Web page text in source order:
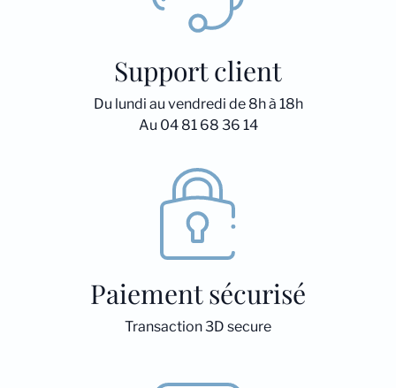
Support client
Du lundi au vendredi de 8h à 18h
Au 04 81 68 36 14
Paiement sécurisé
Transaction 3D secure